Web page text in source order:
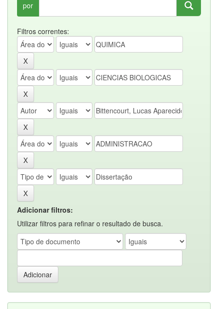
por
Filtros correntes:
Adicionar filtros:
Utilizar filtros para refinar o resultado de busca.